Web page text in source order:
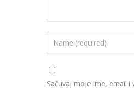
Sačuvaj moje ime, email